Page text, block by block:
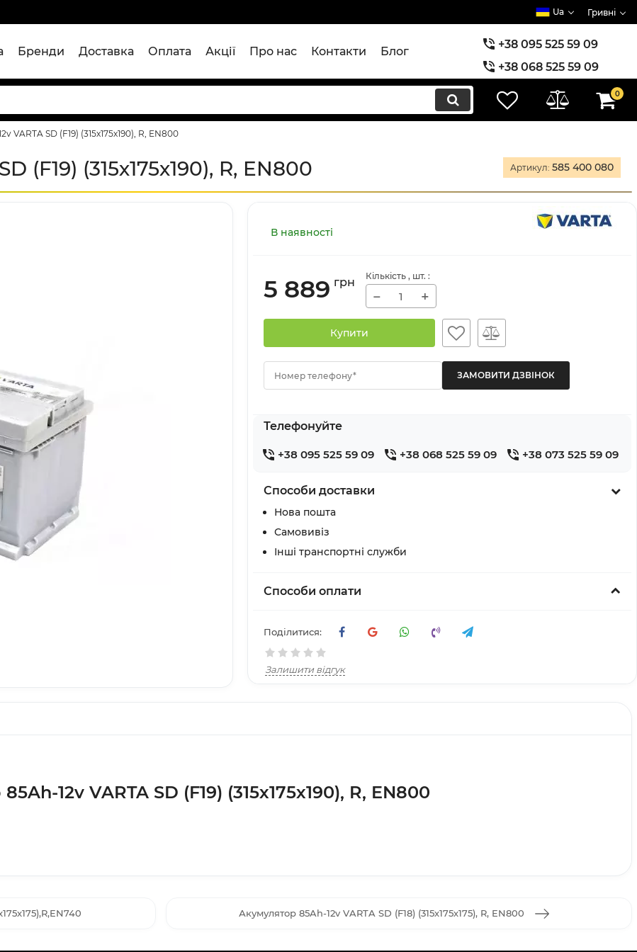
Ua Гривні
Бренди Доставка Оплата Акції Про нас Контакти Блог
+38 095 525 59 09
+38 068 525 59 09
+38 073 525 59 09
0
VARTA SD (F19) (315х175х190), R, EN800
(F19) (315х175х190), R, EN800 Артикул: 585 400 080
В наявності
5 889 грн Кількість , шт. :
− +
Купити
Номер телефону*
Телефонуйте
+38 095 525 59 09 +38 068 525 59 09 +38 073 525 59 09
Способи доставки
Нова пошта
Самовивіз
Інші транспортні служби
Способи оплати
Поділитися:
Залишити відгук
12v VARTA SD (F19) (315х175х190), R, EN800
Акумулятор 85Ah-12v VARTA SD (F18) (315х175х175), R, EN800